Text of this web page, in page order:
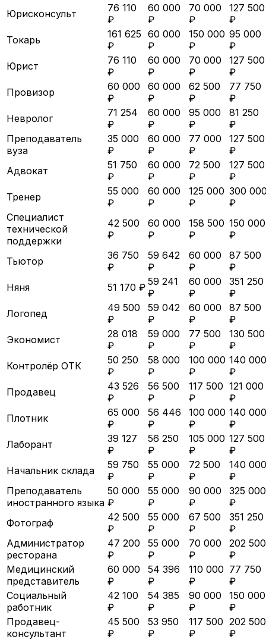
Юрисконсульт
76 110
₽
60 000
₽
70 000
₽
127 500
₽
Токарь
161 625
₽
60 000
₽
150 000
₽
95 000
₽
Юрист
76 110
₽
60 000
₽
70 000
₽
127 500
₽
Провизор
60 000
₽
60 000
₽
62 500
₽
77 750
₽
Невролог
71 254
₽
60 000
₽
95 000
₽
81 250
₽
Преподаватель
вуза
35 000
₽
60 000
₽
77 000
₽
127 500
₽
Адвокат
51 750
₽
60 000
₽
72 500
₽
127 500
₽
Тренер
55 000
₽
60 000
₽
125 000
₽
300
₽
Специалист
технической
поддержки
42 500
₽
60 000
₽
158 500
₽
150 000
₽
Тьютор
36 750
₽
59 642
₽
60 000
₽
87 500
₽
Няня
51 170 ₽ 59 241
₽
60 000
₽
351 250
₽
Логопед
49 500
₽
59 042
₽
60 000
₽
87 500
₽
Экономист
28 018
₽
59 000
₽
77 500
₽
130 500
₽
Контролёр ОТК
50 250
₽
58 000
₽
100 000
₽
140 000
₽
Продавец
43 526
₽
56 500
₽
117 500
₽
121 000
₽
Плотник
65 000
₽
56 446
₽
100 000
₽
140 000
₽
Лаборант
39 127
₽
56 250
₽
105 000
₽
127 500
₽
Начальник склада
59 750
₽
55 000
₽
72 500
₽
140 000
₽
Преподаватель
иностранного языка
50 000
₽
55 000
₽
90 000
₽
325 000
₽
Фотограф
42 500
₽
55 000
₽
67 500
₽
351 250
₽
Администратор
ресторана
47 200
₽
55 000
₽
70 000
₽
202 500
₽
Медицинский
представитель
60 000
₽
54 396
₽
110 000
₽
77 750
₽
Социальный
работник
42 100
₽
54 385
₽
90 000
₽
150 000
₽
Продавец-
консультант
45 500
₽
53 950
₽
117 500
₽
202 500
₽